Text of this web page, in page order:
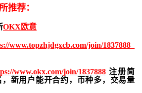
推荐：
OKX欧意
www.topzhjdgxcb.com/join/1837888
www.okx.com/join/1837888注册简
新用户能开合约， 币种多，交易量